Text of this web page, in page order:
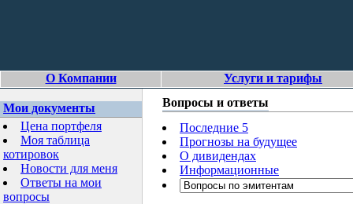
О Компании Услуги и тарифы
Мои документы
Цена портфеля
Моя таблица
котировок
Новости для меня
Ответы на мои
вопросы
Вопросы и ответы
Последние 5
Прогнозы на будущее
О дивидендах
Информационные